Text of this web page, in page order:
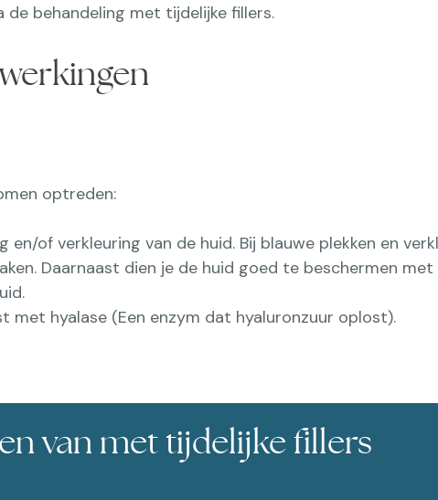
de behandeling met tijdelijke fillers.
optreden:
en/of verkleuring van de huid. Bij blauwe plekken en
Daarnaast dien je de huid goed te beschermen met
hyalase (Een enzym dat hyaluronzuur oplost).
van met tijdelijke fillers